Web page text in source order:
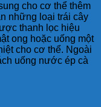
cho cơ thể thêm
những loại trái cây
thanh lọc hiệu
ong hoặc uống một
cho cơ thể. Ngoài
uống nước ép cà